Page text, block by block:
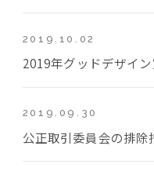
2019.10.02
2019年グッドデザイ
2019.09.30
公正取引委員会の排